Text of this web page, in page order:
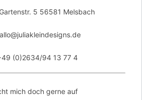
5 56581 Melsbach
(0)2634/94 13 77 4
mich doch gerne auf